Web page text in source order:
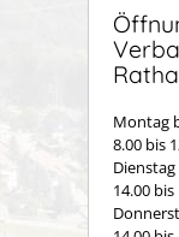
Montag
8.00 bis
14.00